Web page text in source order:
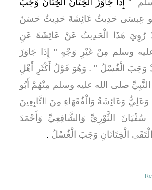
"‏ إِذَا جَاوَزَ الْخِتَانُ الْخِتَانَ وَجَبَ
عِيسَى حَدِيثُ عَائِشَةَ حَدِيثٌ حَسَنٌ
رُوِيَ هَذَا الْحَدِيثُ عَنْ عَائِشَةَ عَنِ
وسلم مِنْ غَيْرِ وَجْهٍ ‏"‏ إِذَا جَاوَزَ
وَجَبَ الْغُسْلُ ‏"‏ ‏.‏ وَهُوَ قَوْلُ أَكْثَرِ أَهْلِ
صلى الله عليه وسلم مِنْهُمْ أَبُو
وَعَائِشَةُ وَالْفُقَهَاءِ مِنَ التَّابِعِينَ
الثَّوْرِيِّ وَالشَّافِعِيِّ وَأَحْمَدَ
الْخِتَانَانِ وَجَبَ الْغُسْلُ ‏.‏